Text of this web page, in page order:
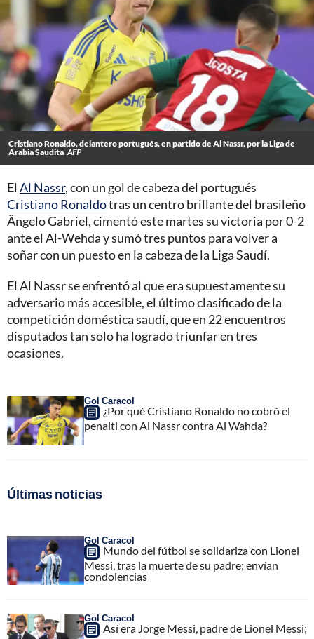
Cristiano Ronaldo, delantero portugués, en partido de Al Nassr, por la Liga de
Arabia Saudita AFP
El Al Nassr, con un gol de cabeza del portugués
Cristiano Ronaldotras un centro brillante del brasileño
Ângelo Gabriel, cimentó este martes su victoria por 0-2
ante el Al-Wehda y sumó tres puntos para volver a
soñar con un puesto en la cabeza de la Liga Saudí.
El Al Nassr se enfrentó al que era supuestamente su
adversario más accesible, el último clasificado de la
competición doméstica saudí, que en 22 encuentros
disputados tan solo ha logrado triunfar en tres
ocasiones.
Gol Caracol
¿Por qué Cristiano Ronaldo no cobró el
penalti con Al Nassr contra Al Wahda?
Últimas noticias
Gol Caracol
Mundo del fútbol se solidariza con Lionel
Messi, tras la muerte de su padre; envían
condolencias
Gol Caracol
Así era Jorge Messi, padre de Lionel Messi;